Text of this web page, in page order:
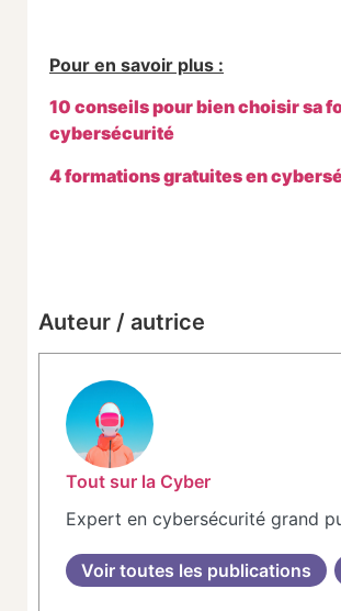
Pour en savoir plus :
10 conseils pour bien choisir sa
cybersécurité
4 formations gratuites en
Auteur / autrice
Tout sur la Cyber
Expert en cybersécurité grand
Voir toutes les publications